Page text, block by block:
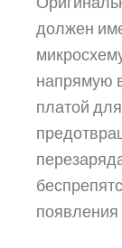
должен
напрямую
платой